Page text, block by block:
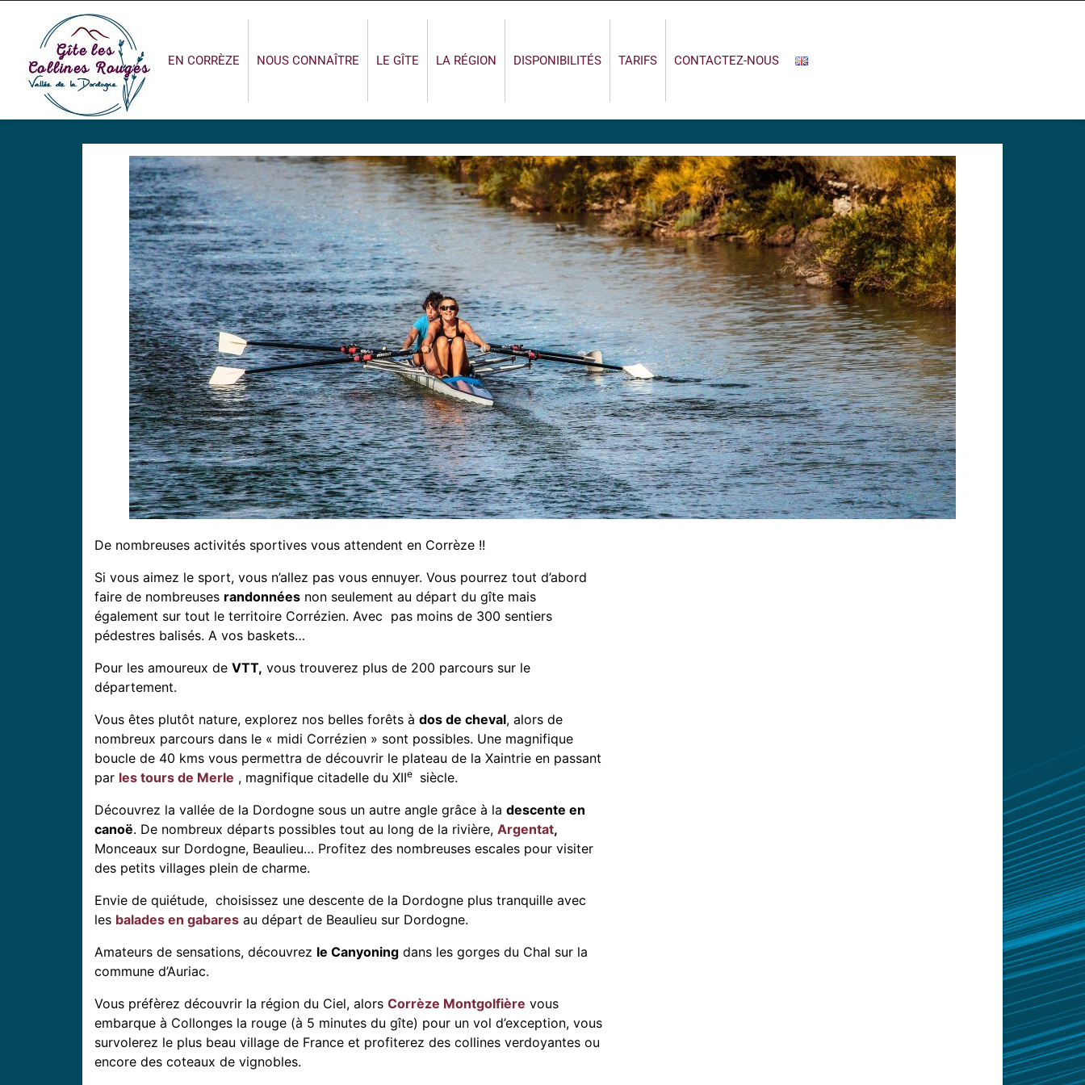
EN CORRÈZE NOUS CONNAÎTRE LE GÎTE LA RÉGION DISPONIBILITÉS TARIFS CONTACTEZ-NOUS
De nombreuses activités sportives vous attendent en Corrèze !!
Si vous aimez le sport, vous n’allez pas vous ennuyer. Vous pourrez tout d’abord
faire de nombreuses randonnées non seulement au départ du gîte mais
également sur tout le territoire Corrézien. Avec pas moins de 300 sentiers
pédestres balisés. A vos baskets…
Pour les amoureux de VTT, vous trouverez plus de 200 parcours sur le
département.
Vous êtes plutôt nature, explorez nos belles forêts à dos de cheval, alors de
nombreux parcours dans le « midi Corrézien » sont possibles. Une magnifique
boucle de 40 kms vous permettra de découvrir le plateau de la Xaintrie en passant
par les tours de Merle , magnifique citadelle du XIIe siècle.
Découvrez la vallée de la Dordogne sous un autre angle grâce à la descente en
canoë. De nombreux départs possibles tout au long de la rivière, Argentat,
Monceaux sur Dordogne, Beaulieu… Profitez des nombreuses escales pour visiter
des petits villages plein de charme.
Envie de quiétude, choisissez une descente de la Dordogne plus tranquille avec
les balades en gabares au départ de Beaulieu sur Dordogne.
Amateurs de sensations, découvrez le Canyoning dans les gorges du Chal sur la
commune d’Auriac.
Vous préfèrez découvrir la région du Ciel, alors Corrèze Montgolfière vous
embarque à Collonges la rouge (à 5 minutes du gîte) pour un vol d’exception, vous
survolerez le plus beau village de France et profiterez des collines verdoyantes ou
encore des coteaux de vignobles.